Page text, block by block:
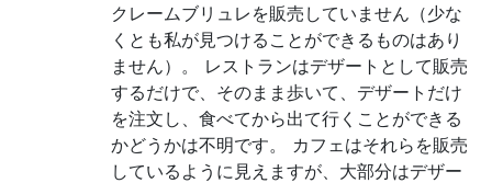
クレームブリュレを販売していません（少な
くとも私が見つけることができるものはあり
ません）。 レストランはデザートとして販売
するだけで、そのまま歩いて、デザートだけ
を注文し、食べてから出て行くことができる
かどうかは不明です。 カフェはそれらを販売
しているように見えますが、大部分はデザー